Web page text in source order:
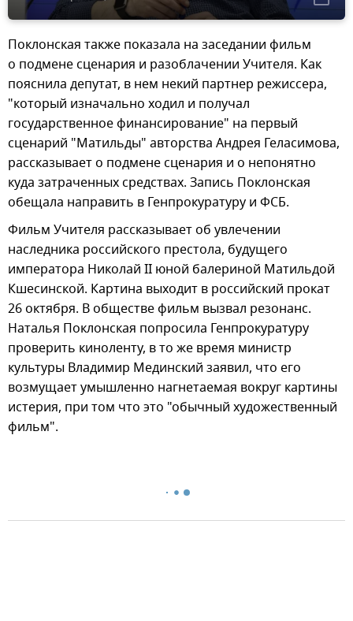
Поклонская также показала на заседании фильм
о подмене сценария и разоблачении Учителя. Как
пояснила депутат, в нем некий партнер режиссера,
"который изначально ходил и получал
государственное финансирование" на первый
сценарий "Матильды" авторства Андрея Геласимова,
рассказывает о подмене сценария и о непонятно
куда затраченных средствах. Запись Поклонская
обещала направить в Генпрокуратуру и ФСБ.
Фильм Учителя рассказывает об увлечении
наследника российского престола, будущего
императора Николай II юной балериной Матильдой
Кшесинской. Картина выходит в российский прокат
26 октября. В обществе фильм вызвал резонанс.
Наталья Поклонская попросила Генпрокуратуру
проверить киноленту, в то же время министр
культуры Владимир Мединский заявил, что его
возмущает умышленно нагнетаемая вокруг картины
истерия, при том что это "обычный художественный
фильм".